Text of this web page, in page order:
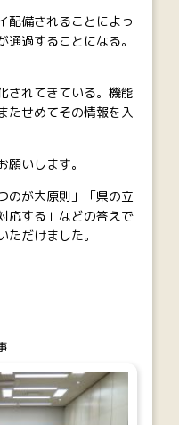
配備されることによっ
過することになる。
されてきている。機能
たせめてその情報を入
願いします。
のが大原則」「県の立
応する」などの答えで
だけました。